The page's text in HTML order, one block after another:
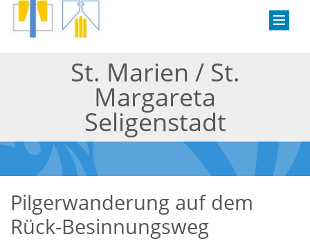
St. Marien / St.
Margareta
Seligenstadt
Pilgerwanderung auf dem
Rück-Besinnungsweg